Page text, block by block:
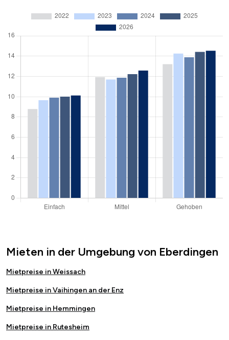
Mieten in der Umgebung von Eberdingen
Mietpreise in Weissach
Mietpreise in Vaihingen an der Enz
Mietpreise in Hemmingen
Mietpreise in Rutesheim